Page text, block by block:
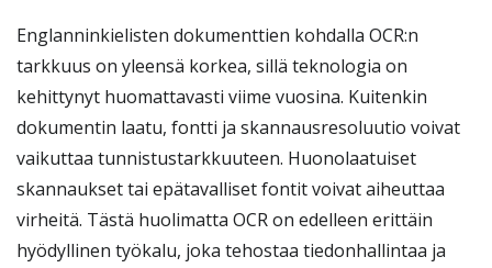
Englanninkielisten dokumenttien kohdalla OCR:n
tarkkuus on yleensä korkea, sillä teknologia on
kehittynyt huomattavasti viime vuosina. Kuitenkin
dokumentin laatu, fontti ja skannausresoluutio voivat
vaikuttaa tunnistustarkkuuteen. Huonolaatuiset
skannaukset tai epätavalliset fontit voivat aiheuttaa
virheitä. Tästä huolimatta OCR on edelleen erittäin
hyödyllinen työkalu, joka tehostaa tiedonhallintaa ja